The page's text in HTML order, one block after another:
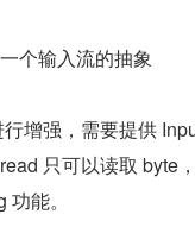
个输入流的抽象
增强，需要提供
只可以读取 byte
能。